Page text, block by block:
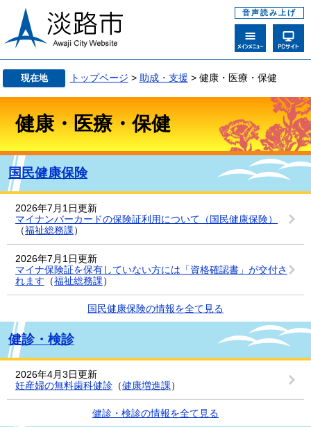
音声読み上げ
現在地 トップページ > 助成・支援 > 健康・医療・保健
健康・医療・保健
国民健康保険
2026年7月1日更新
マイナンバーカードの保険証利用について（国民健康保険）
（福祉総務課）
2026年7月1日更新
マイナ保険証を保有していない方には「資格確認書」が交付さ
れます （福祉総務課）
国民健康保険の情報を全て見る
健診・検診
2026年4月3日更新
妊産婦の無料歯科健診 （健康増進課）
健診・検診の情報を全て見る